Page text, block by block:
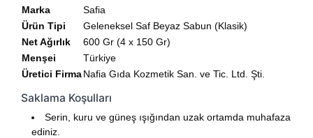
Marka
Safia
Ürün Tipi
Geleneksel Saf Beyaz Sabun (Klasik)
Net Ağırlık
600 Gr (4 x 150 Gr)
Menşei
Türkiye
Üretici FirmaNafia Gıda Kozmetik San. ve Tic. Ltd. Şti.
Saklama Koşulları
Serin, kuru ve güneş ışığından uzak ortamda muhafaza
ediniz.